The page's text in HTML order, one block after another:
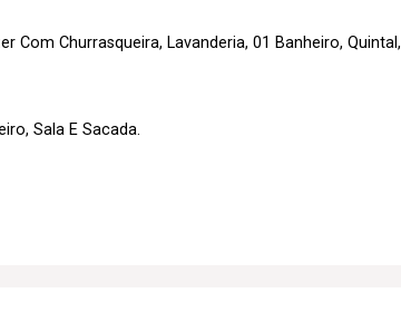
Com Churrasqueira, Lavanderia, 01 Banheiro, Quintal,
Sala E Sacada.